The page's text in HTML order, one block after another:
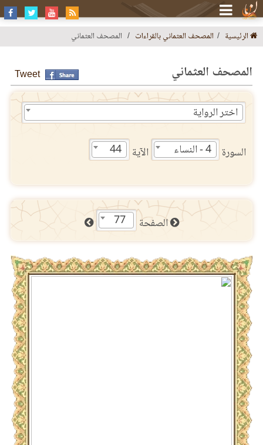
الرئيسية المصحف العثماني بالقراءات المصحف العثماني
المصحف العثماني Tweet
اختر الرواية
السورة 4 - النساء الآية 44
الصفحة 77